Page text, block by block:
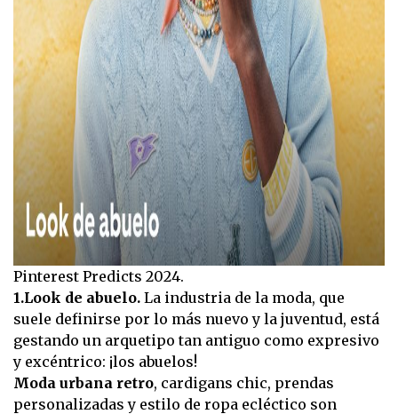
Pinterest Predicts 2024.
1.Look de abuelo. La industria de la moda, que
suele definirse por lo más nuevo y la juventud, está
gestando un arquetipo tan antiguo como expresivo
y excéntrico: ¡los abuelos!
Moda urbana retro, cardigans chic, prendas
personalizadas y estilo de ropa ecléctico son